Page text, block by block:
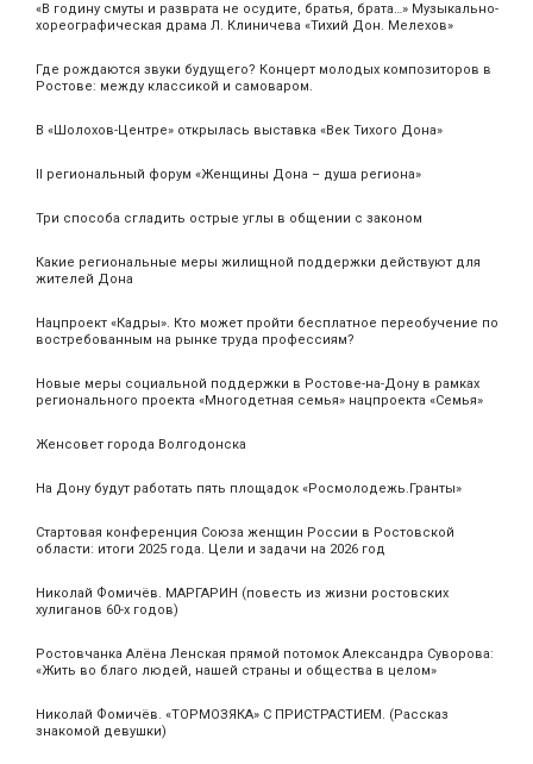
«В годину смуты и разврата не осудите, братья, брата…» Музыкально-
хореографическая драма Л. Клиничева «Тихий Дон. Мелехов»
Где рождаются звуки будущего? Концерт молодых композиторов в
Ростове: между классикой и самоваром.
В «Шолохов-Центре» открылась выставка «Век Тихого Дона»
II региональный форум «Женщины Дона – душа региона»
Три способа сгладить острые углы в общении с законом
Какие региональные меры жилищной поддержки действуют для
жителей Дона
Нацпроект «Кадры». Кто может пройти бесплатное переобучение по
востребованным на рынке труда профессиям?
Новые меры социальной поддержки в Ростове-на-Дону в рамках
регионального проекта «Многодетная семья» нацпроекта «Семья»
Женсовет города Волгодонска
На Дону будут работать пять площадок «Росмолодежь.Гранты»
Стартовая конференция Союза женщин России в Ростовской
области: итоги 2025 года. Цели и задачи на 2026 год
Николай Фомичёв. МАРГАРИН (повесть из жизни ростовских
хулиганов 60-х годов)
Ростовчанка Алёна Ленская прямой потомок Александра Суворова:
«Жить во благо людей, нашей страны и общества в целом»
Николай Фомичёв. «ТОРМОЗЯКА» С ПРИСТРАСТИЕМ. (Рассказ
знакомой девушки)